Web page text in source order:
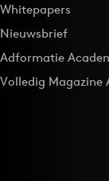
Whitepapers
Nieuwsbrief
Adformatie
Volledig Magazine